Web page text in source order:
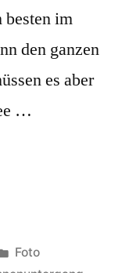
besten im
den ganzen
es aber
…
Veröffentlicht
Foto